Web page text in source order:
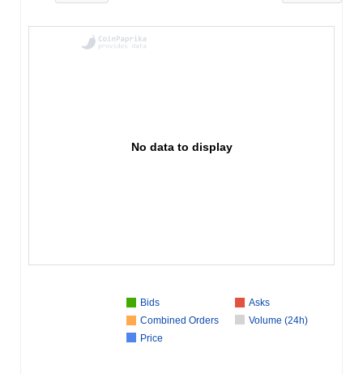
No data to display
Bids
Asks
Combined Orders
Volume (24h)
Price